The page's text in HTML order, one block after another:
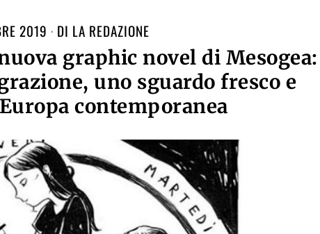
2019 DI LA REDAZIONE
graphic novel di Mesogea:
uno sguardo fresco e
contemporanea